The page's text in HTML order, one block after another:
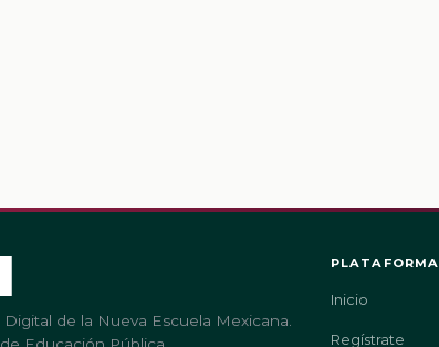
Digital de la Nueva Escuela Mexicana.
PLATAFORMA
Inicio
Regístrate